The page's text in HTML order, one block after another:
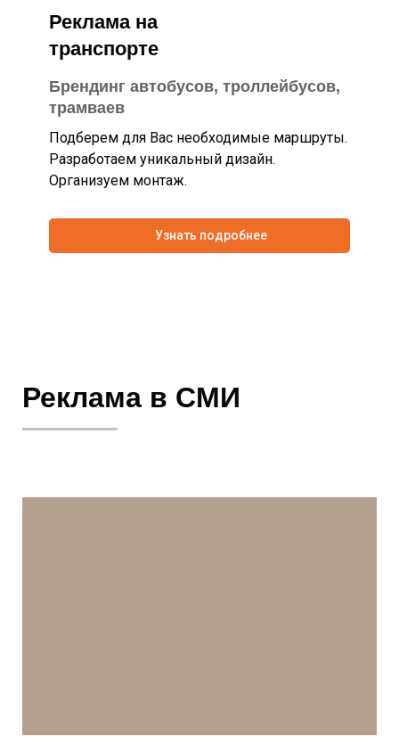
Реклама на
транспорте
Брендинг автобусов, троллейбусов,
трамваев
Подберем для Вас необходимые маршруты.
Разработаем уникальный дизайн.
Организуем монтаж.
Узнать подробнее
Реклама в СМИ